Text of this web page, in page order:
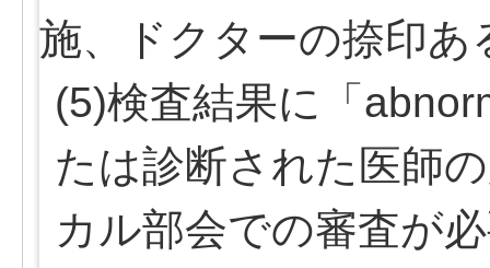
施、ドクターの捺印あ
(5)検査結果に「
たは診断された医師
カル部会での審査が